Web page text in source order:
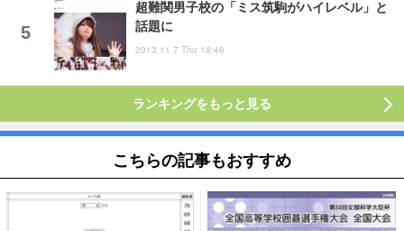
超難関男子校の「ミス筑駒がハイレベル」と
話題に
2013.11.7 Thu 18:46
ランキングをもっと見る
こちらの記事もおすすめ